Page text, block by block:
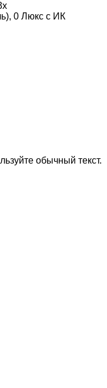
0 Люкс с ИК
обычный текст.